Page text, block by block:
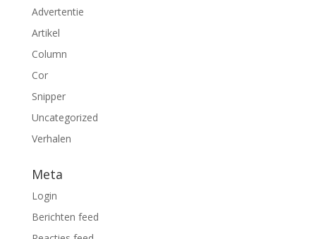
Advertentie
Artikel
Column
Cor
Snipper
Uncategorized
Verhalen
Meta
Login
Berichten feed